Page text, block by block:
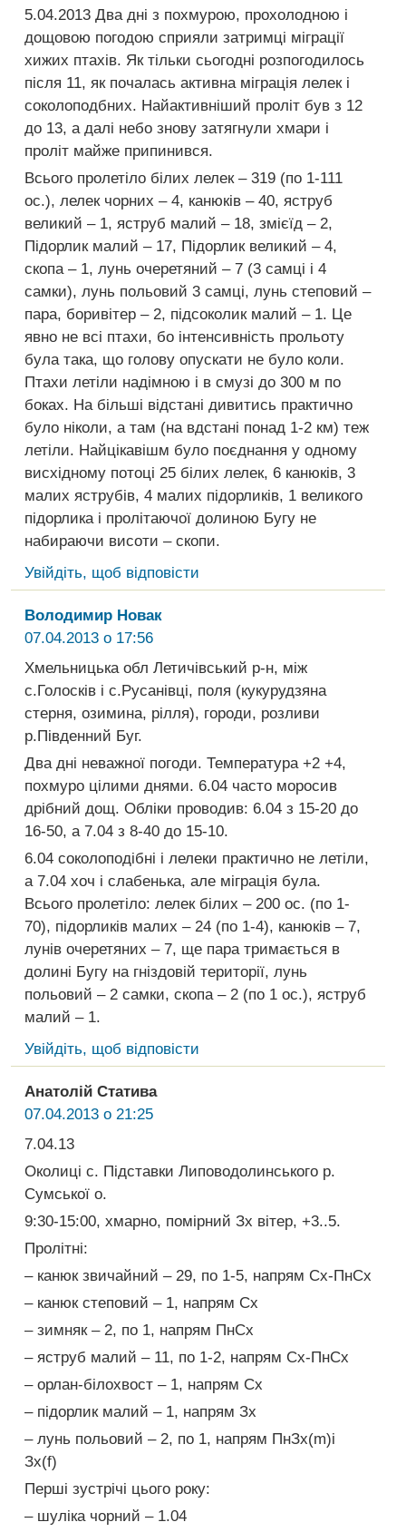
5.04.2013 Два дні з похмурою, прохолодною і
дощовою погодою сприяли затримці міграції
хижих птахів. Як тільки сьогодні розпогодилось
після 11, як почалась активна міграція лелек і
соколоподбних. Найактивніший проліт був з 12
до 13, а далі небо знову затягнули хмари і
проліт майже припинився.
Всього пролетіло білих лелек – 319 (по 1-111
ос.), лелек чорних – 4, канюків – 40, яструб
великий – 1, яструб малий – 18, змієїд – 2,
Підорлик малий – 17, Підорлик великий – 4,
скопа – 1, лунь очеретяний – 7 (3 самці і 4
самки), лунь польовий 3 самці, лунь степовий –
пара, боривітер – 2, підсоколик малий – 1. Це
явно не всі птахи, бо інтенсивність прольоту
була така, що голову опускати не було коли.
Птахи летіли надімною і в смузі до 300 м по
боках. На більші відстані дивитись практично
було ніколи, а там (на вдстані понад 1-2 км) теж
летіли. Найцікавішм було поєднання у одному
висхідному потоці 25 білих лелек, 6 канюків, 3
малих яструбів, 4 малих підорликів, 1 великого
підорлика і пролітаючої долиною Бугу не
набираючи висоти – скопи.
Увійдіть, щоб відповісти
Володимир Новак
07.04.2013 о 17:56
Хмельницька обл Летичівський р-н, між
с.Голосків і с.Русанівці, поля (кукурудзяна
стерня, озимина, рілля), городи, розливи
р.Південний Буг.
Два дні неважної погоди. Температура +2 +4,
похмуро цілими днями. 6.04 часто моросив
дрібний дощ. Обліки проводив: 6.04 з 15-20 до
16-50, а 7.04 з 8-40 до 15-10.
6.04 соколоподібні і лелеки практично не летіли,
а 7.04 хоч і слабенька, але міграція була.
Всього пролетіло: лелек білих – 200 ос. (по 1-
70), підорликів малих – 24 (по 1-4), канюків – 7,
лунів очеретяних – 7, ще пара тримається в
долині Бугу на гніздовій території, лунь
польовий – 2 самки, скопа – 2 (по 1 ос.), яструб
малий – 1.
Увійдіть, щоб відповісти
Анатолій Статива
07.04.2013 о 21:25
7.04.13
Околиці с. Підставки Липоводолинського р.
Сумської о.
9:30-15:00, хмарно, помірний Зх вітер, +3..5.
Пролітні:
– канюк звичайний – 29, по 1-5, напрям Сх-ПнСх
– канюк степовий – 1, напрям Сх
– зимняк – 2, по 1, напрям ПнСх
– яструб малий – 11, по 1-2, напрям Сх-ПнСх
– орлан-білохвост – 1, напрям Сх
– підорлик малий – 1, напрям Зх
– лунь польовий – 2, по 1, напрям ПнЗх(m)і
Зх(f)
Перші зустрічі цього року:
– шуліка чорний – 1.04